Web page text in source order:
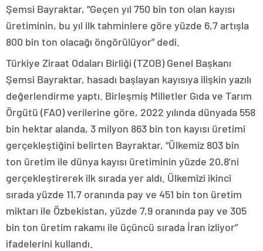
Şemsi Bayraktar, “Geçen yıl 750 bin ton olan kayısı
üretiminin, bu yıl ilk tahminlere göre yüzde 6,7 artışla
800 bin ton olacağı öngörülüyor” dedi.
Türkiye Ziraat Odaları Birliği (TZOB) Genel Başkanı
Şemsi Bayraktar, hasadı başlayan kayısıya ilişkin yazılı
değerlendirme yaptı. Birleşmiş Milletler Gıda ve Tarım
Örgütü (FAO) verilerine göre, 2022 yılında dünyada 558
bin hektar alanda, 3 milyon 863 bin ton kayısı üretimi
gerçekleştiğini belirten Bayraktar, “Ülkemiz 803 bin
ton üretim ile dünya kayısı üretiminin yüzde 20,8’ni
gerçekleştirerek ilk sırada yer aldı. Ülkemizi ikinci
sırada yüzde 11,7 oranında pay ve 451 bin ton üretim
miktarı ile Özbekistan, yüzde 7,9 oranında pay ve 305
bin ton üretim rakamı ile üçüncü sırada İran izliyor”
ifadelerini kullandı.